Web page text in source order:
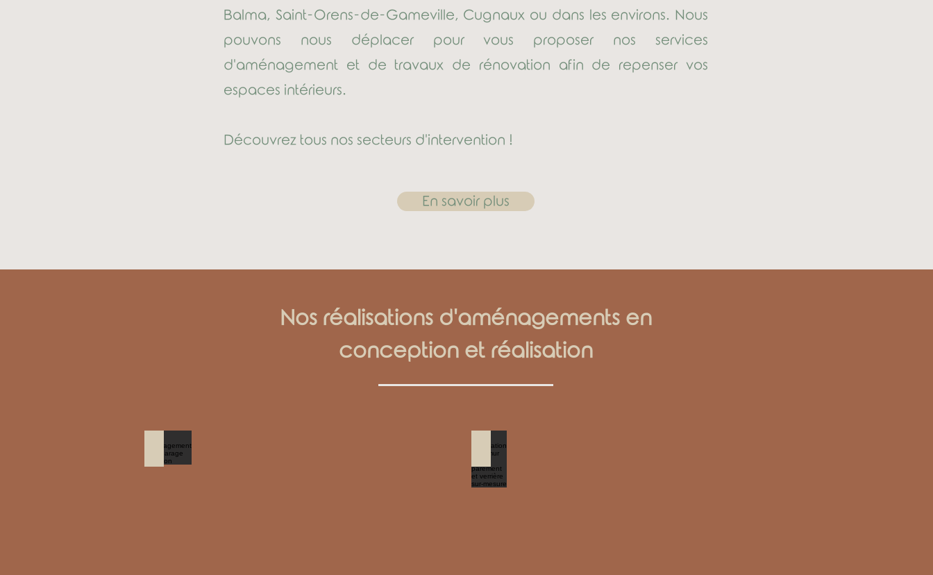
Balma, Saint-Orens-de-Gameville, Cugnaux ou dans les environs. Nous
pouvons nous déplacer pour vous proposer nos services
d'aménagement et de travaux de rénovation afin de repenser vos
espaces intérieurs.
Découvrez tous nos secteurs d'intervention !
En savoir plus
Nos réalisations d'aménagements en
conception et réalisation
Aménagement d'un garage en salon Réalisation d'un mur en parement et verrière sur-mesure